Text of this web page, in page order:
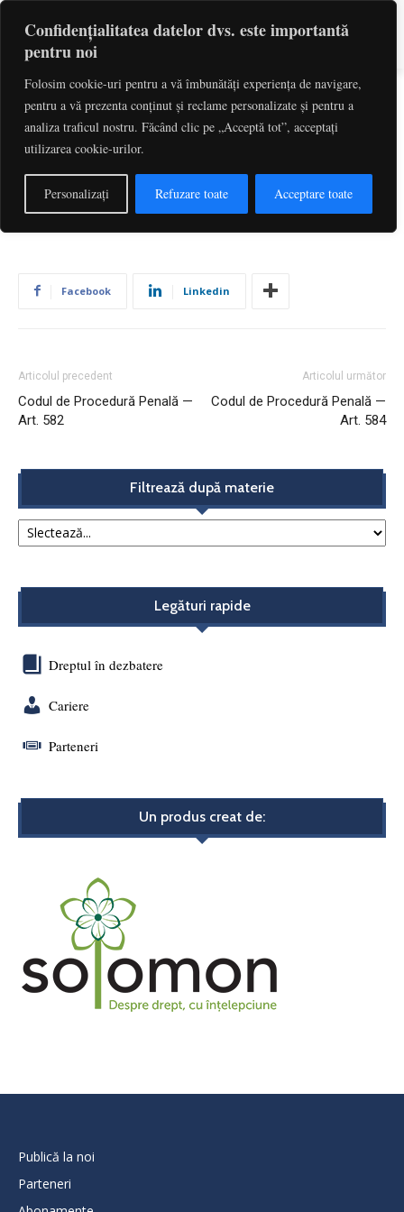
Confidențialitatea datelor dvs. este importantă
pentru noi
Folosim cookie-uri pentru a vă îmbunătăți experiența de navigare,
pentru a vă prezenta conținut și reclame personalizate și pentru a
analiza traficul nostru. Făcând clic pe „Acceptă tot”, acceptați
utilizarea cookie-urilor.
Personalizați Refuzare toate Acceptare toate
Codul de Procedură Penală —
Art. 583
De către Redactia iulie 1, 2026
Facebook Linkedin
Articolul precedent
Codul de Procedură Penală —
Art. 582
Articolul următor
Codul de Procedură Penală —
Art. 584
Filtrează după materie
Legături rapide
Dreptul în dezbatere
Cariere
Parteneri
Un produs creat de:
Publică la noi
Parteneri